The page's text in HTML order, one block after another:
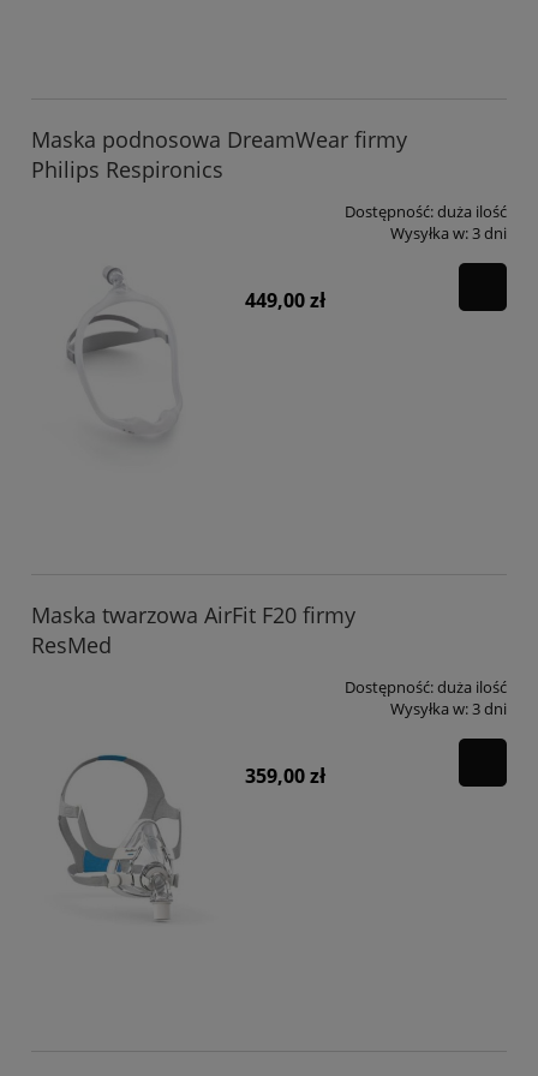
Maska podnosowa DreamWear firmy
Philips Respironics
Dostępność:duża ilość
Wysyłka w:3 dni
449,00 zł
Maska twarzowa AirFit F20 firmy
ResMed
Dostępność:duża ilość
Wysyłka w:3 dni
359,00 zł